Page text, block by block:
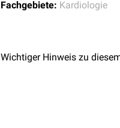
Fachgebiete: Kardiologie
Wichtiger Hinweis zu